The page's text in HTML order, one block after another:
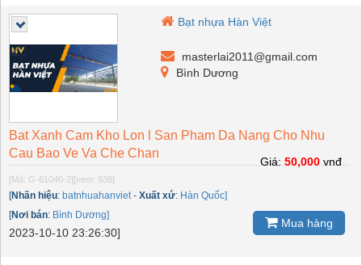
Bạt nhựa Hàn Việt
masterlai2011@gmail.com
Bình Dương
Bat Xanh Cam Kho Lon l San Pham Da Nang Cho Nhu
Cau Bao Ve Va Che Chan
[Mã: G-61040-2] [xem: 938]
[Nhãn hiệu: batnhuahanviet- Xuất xứ: Hàn Quốc]
[Nơi bán: Bình Dương]
2023-10-10 23:26:30]
Giá:50,000vnđ
Mua hàng